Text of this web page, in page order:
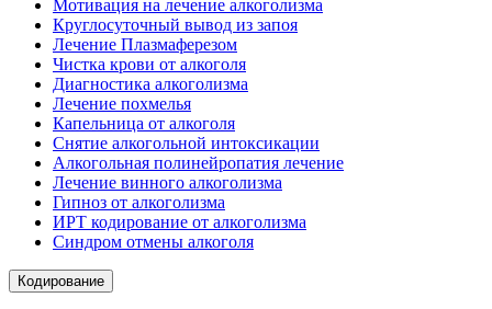
Мотивация на лечение алкоголизма
Круглосуточный вывод из запоя
Лечение Плазмаферезом
Чистка крови от алкоголя
Диагностика алкоголизма
Лечение похмелья
Капельница от алкоголя
Снятие алкогольной интоксикации
Алкогольная полинейропатия лечение
Лечение винного алкоголизма
Гипноз от алкоголизма
ИРТ кодирование от алкоголизма
Синдром отмены алкоголя
Кодирование